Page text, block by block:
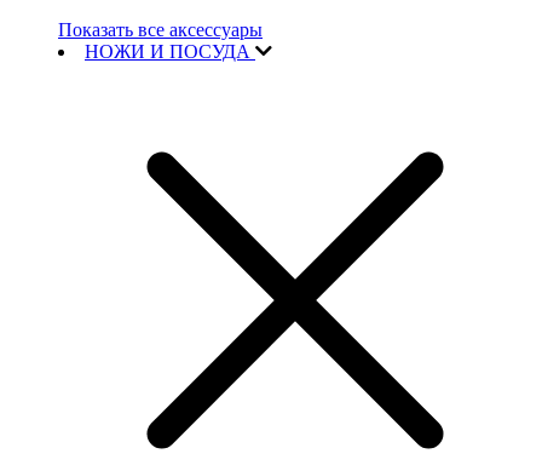
Показать все аксессуары
НОЖИ И ПОСУДА